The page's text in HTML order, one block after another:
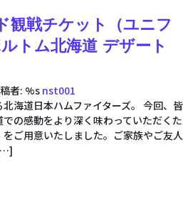
観戦チケット（ユニフ
トム北海道 デザート
者: %s nst001
海道日本ハムファイターズ。 今回、皆
の感動をより深く味わっていただくた
ご用意いたしました。ご家族やご友人